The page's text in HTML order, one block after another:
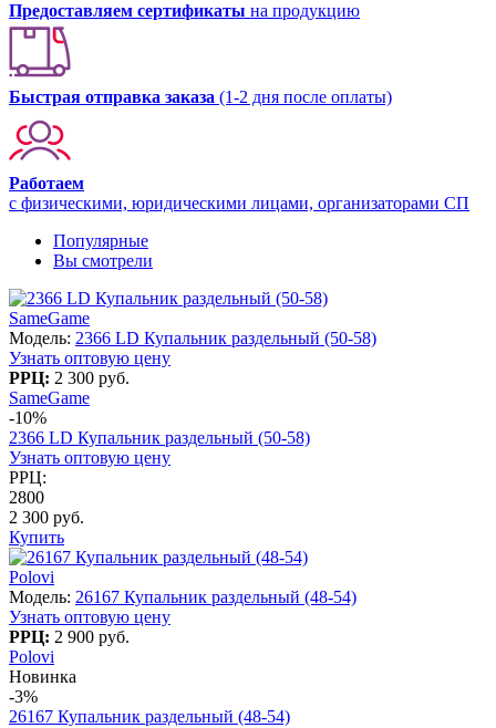
Предоставляем сертификаты на продукцию
Быстрая отправка заказа (1-2 дня после оплаты)
Работаем
с физическими, юридическими лицами, организаторами СП
Популярные
Вы смотрели
SameGame
Модель: 2366 LD Купальник раздельный (50-58)
Узнать оптовую цену
РРЦ: 2 300 руб.
SameGame
-10%
2366 LD Купальник раздельный (50-58)
Узнать оптовую цену
РРЦ:
2800
2 300 руб.
Купить
Polovi
Модель: 26167 Купальник раздельный (48-54)
Узнать оптовую цену
РРЦ: 2 900 руб.
Polovi
Новинка
-3%
26167 Купальник раздельный (48-54)